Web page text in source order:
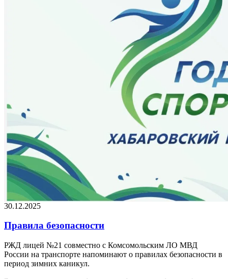
30.12.2025
Правила безопасности
РЖД лицей №21 совместно с Комсомольским ЛО МВД
России на транспорте напоминают о правилах безопасности в
период зимних каникул.